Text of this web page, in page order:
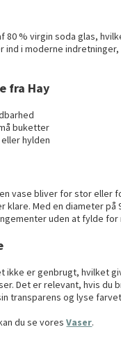
80 % virgin soda glas,
ind i moderne
fra Hay
buketter
hylden
vase bliver for stor eller
Med en diameter på
uden at fylde for
ikke er genbrugt, hvilket
Det er relevant, hvis du
transparens og lyse
du se voresVaser.